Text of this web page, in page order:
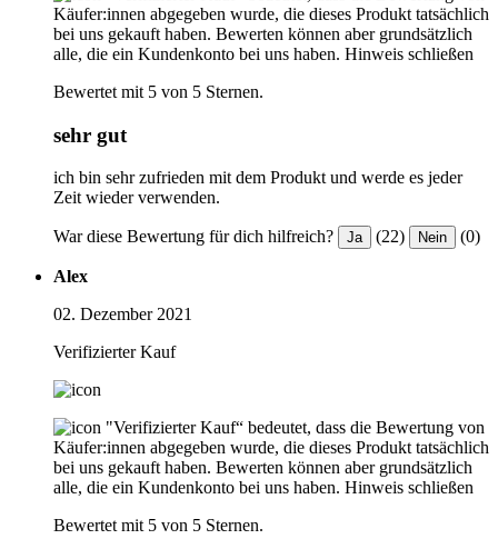
Käufer:innen abgegeben wurde, die dieses Produkt tatsächlich
bei uns gekauft haben. Bewerten können aber grundsätzlich
alle, die ein Kundenkonto bei uns haben. Hinweis schließen
Bewertet mit 5 von 5 Sternen.
sehr gut
ich bin sehr zufrieden mit dem Produkt und werde es jeder
Zeit wieder verwenden.
War diese Bewertung für dich hilfreich? Ja (22) Nein (0)
Alex
02. Dezember 2021
Verifizierter Kauf
"Verifizierter Kauf“ bedeutet, dass die Bewertung von
Käufer:innen abgegeben wurde, die dieses Produkt tatsächlich
bei uns gekauft haben. Bewerten können aber grundsätzlich
alle, die ein Kundenkonto bei uns haben. Hinweis schließen
Bewertet mit 5 von 5 Sternen.